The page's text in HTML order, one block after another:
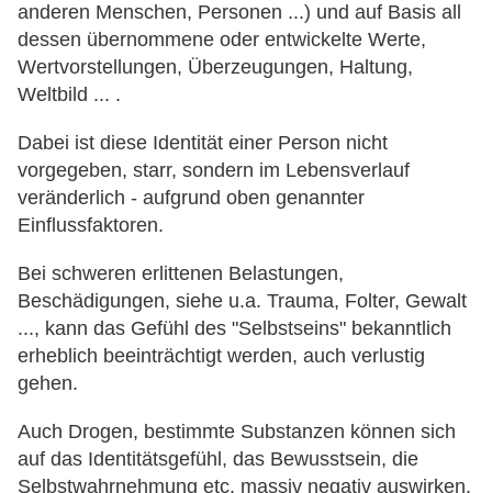
anderen Menschen, Personen ...) und auf Basis all
dessen übernommene oder entwickelte Werte,
Wertvorstellungen, Überzeugungen, Haltung,
Weltbild ... .
Dabei ist diese Identität einer Person nicht
vorgegeben, starr, sondern im Lebensverlauf
veränderlich - aufgrund oben genannter
Einflussfaktoren.
Bei schweren erlittenen Belastungen,
Beschädigungen, siehe u.a. Trauma, Folter, Gewalt
..., kann das Gefühl des "Selbstseins" bekanntlich
erheblich beeinträchtigt werden, auch verlustig
gehen.
Auch Drogen, bestimmte Substanzen können sich
auf das Identitätsgefühl, das Bewusstsein, die
Selbstwahrnehmung etc. massiv negativ auswirken.